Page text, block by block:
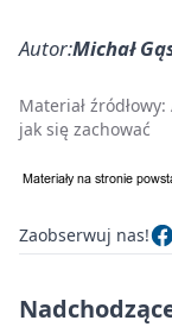
Autor:Michał
Materiał źródłowy:
jak się zachować
Zaobserwuj nas!